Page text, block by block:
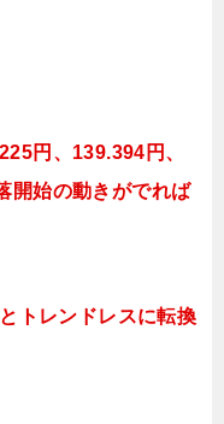
円、139.394円、
開始の動きがでれば
トレンドレスに転換